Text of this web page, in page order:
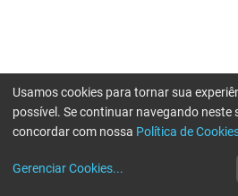
Usamos cookies para tornar sua
possível. Se continuar navegando neste
concordar com nossa Política de
Gerenciar Cookies...
Erro ao enviar informações, por favor